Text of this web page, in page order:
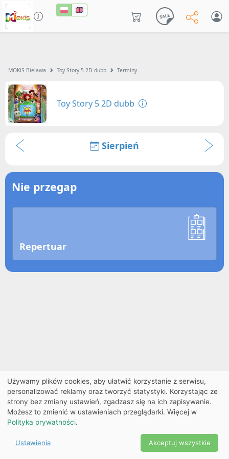
MOKiS Bielawa Toy Story 5 2D dubb Terminy
Toy Story 5 2D dubb
Sierpień
Nie przegap
Repertuar
Ekobilet2026 |
Ustawienia
cookies
2026
Używamy plików cookies, aby ułatwić korzystanie z serwisu,
personalizować reklamy oraz tworzyć statystyki. Korzystając ze
strony bez zmiany ustawień, zgadzasz się na ich zapisywanie.
Możesz to zmienić w ustawieniach przeglądarki. Więcej w
Polityka prywatności.
Ustawienia Akceptuj wszystkie